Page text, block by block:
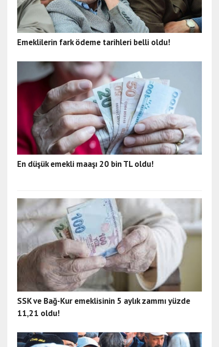
Emeklilerin fark ödeme tarihleri belli oldu!
En düşük emekli maaşı 20 bin TL oldu!
SSK ve Bağ-Kur emeklisinin 5 aylık zammı yüzde
11,21 oldu!